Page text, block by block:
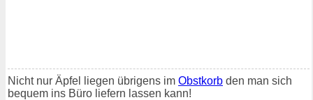
Nicht nur Äpfel liegen übrigens im Obstkorb den man sich
bequem ins Büro liefern lassen kann!